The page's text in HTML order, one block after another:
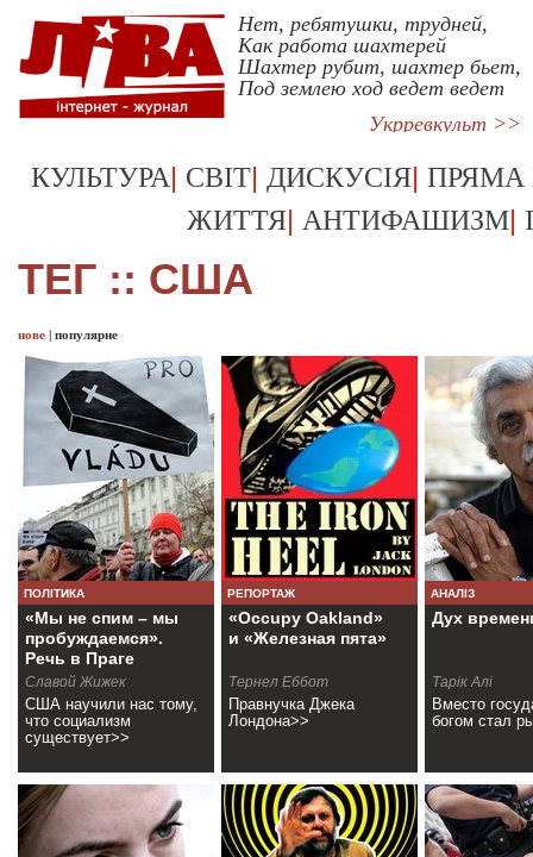
Нет, ребятушки, трудней,
Как работа шахтерей
Шахтер рубит, шахтер бьет,
Под землею ход ведет ведет
Укрревкульт >>
КУЛЬТУРА| СВІТ| ДИСКУСІЯ| ПРЯМА
ЖИТТЯ| АНТИФАШИЗМ|
ТЕГ :: США
нове | популярне
ПОЛІТИКА
«Мы не спим – мы
пробуждаемся».
Речь в Праге
(+видео)
Славой Жижек
США научили нас тому,
что социализм
существует>>
РЕПОРТАЖ
«Occupy Oakland»
и «Железная пята»
Тернел Еббот
Правнучка Джека
Лондона>>
АНАЛІЗ
Дух
Тарік Алі
Вместо
богом стал